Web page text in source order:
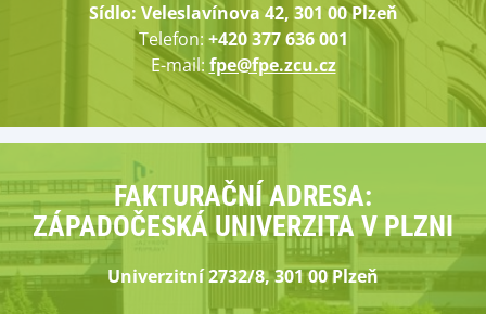
Sídlo: Veleslavínova 42, 301 00 Plzeň
Telefon: +420 377 636 001
E-mail: fpe@fpe.zcu.cz
FAKTURAČNÍ ADRESA:
ZÁPADOČESKÁ UNIVERZITA V PLZNI
Univerzitní 2732/8, 301 00 Plzeň